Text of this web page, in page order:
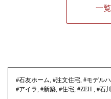
一
#石友ホーム #注文住宅 #モデル
#アイラ #新築 #住宅 #ZEH #石